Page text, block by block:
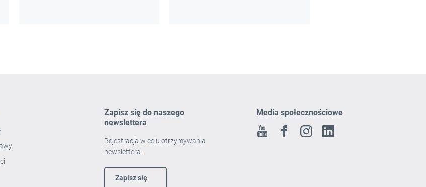
Zapisz się do naszego
newslettera
Rejestracja w celu otrzymywania
newslettera.
Zapisz się
Media społecznościowe
Youtube FacebookInstagram